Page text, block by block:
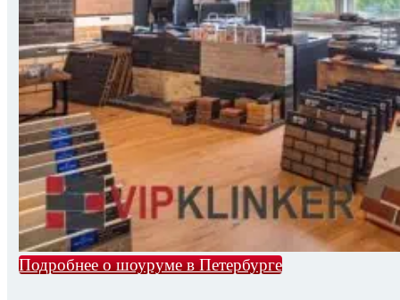
Подробнее о шоуруме в Петербурге